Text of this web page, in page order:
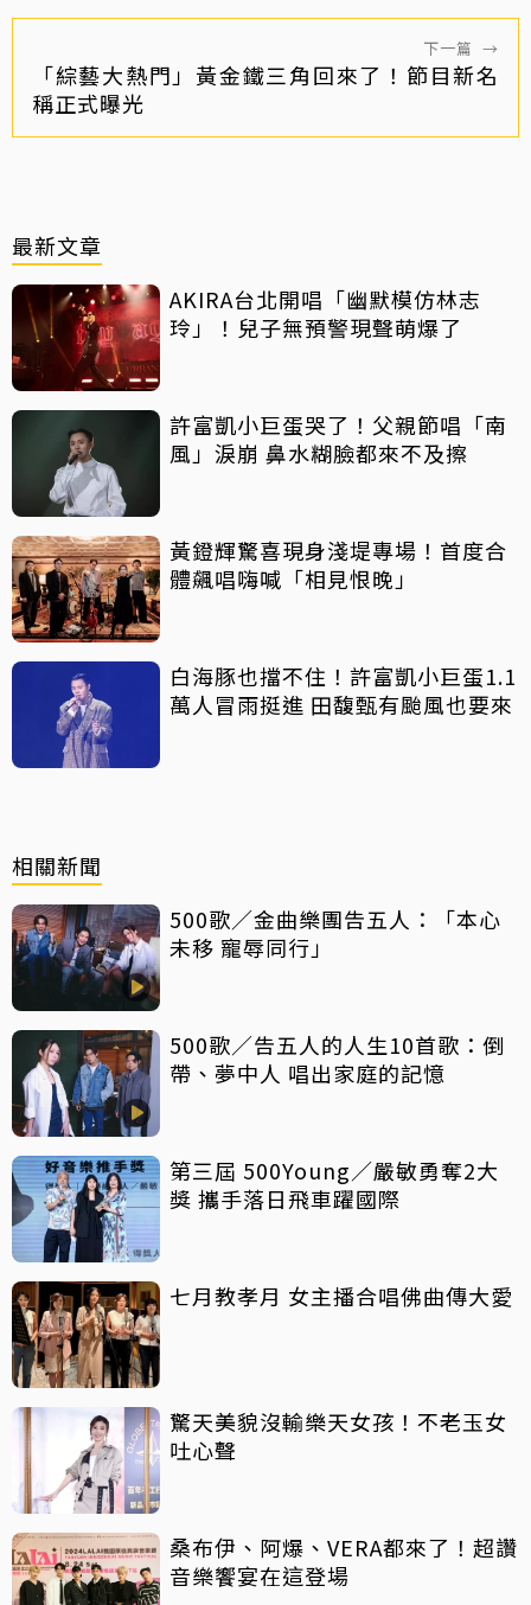
下一篇 →
「綜藝大熱門」黃金鐵三角回來了！節目新名
稱正式曝光
最新文章
AKIRA台北開唱「幽默模仿林志
玲」！兒子無預警現聲萌爆了
許富凱小巨蛋哭了！父親節唱「南
風」淚崩 鼻水糊臉都來不及擦
黃鐙輝驚喜現身淺堤專場！首度合
體飆唱嗨喊「相見恨晚」
白海豚也擋不住！許富凱小巨蛋1.1
萬人冒雨挺進 田馥甄有颱風也要來
相關新聞
500歌／金曲樂團告五人：「本心
未移 寵辱同行」
500歌／告五人的人生10首歌：倒
帶、夢中人 唱出家庭的記憶
第三屆 500Young／嚴敏勇奪2大
獎 攜手落日飛車躍國際
七月教孝月 女主播合唱佛曲傳大愛
驚天美貌沒輸樂天女孩！不老玉女
吐心聲
桑布伊、阿爆、VERA都來了！超讚
音樂饗宴在這登場